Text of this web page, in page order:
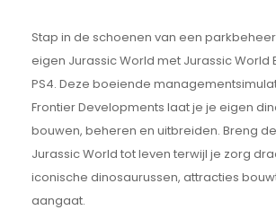
Stap in de schoenen van een
eigen Jurassic World met Jurassic World
PS4. Deze boeiende
Frontier Developments laat je je eigen
bouwen, beheren en uitbreiden. Breng
Jurassic World tot leven terwijl je zorg
iconische dinosaurussen, attracties
aangaat.